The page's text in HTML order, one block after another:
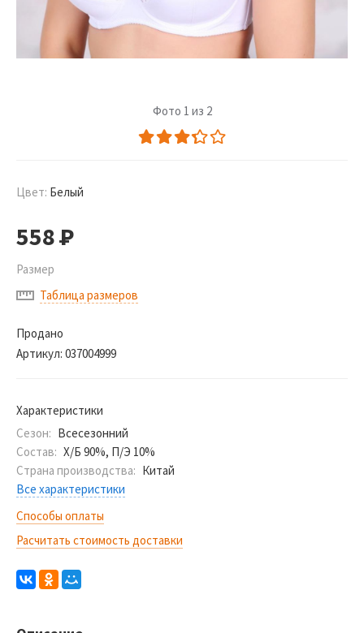
Фото 1 из 2
Цвет: Белый
558Р
Размер
Таблица размеров
Продано
Артикул: 037004999
Характеристики
Сезон: Всесезонний
Состав: Х/Б 90%, П/Э 10%
Страна производства: Китай
Все характеристики
Способы оплаты
Расчитать стоимость доставки